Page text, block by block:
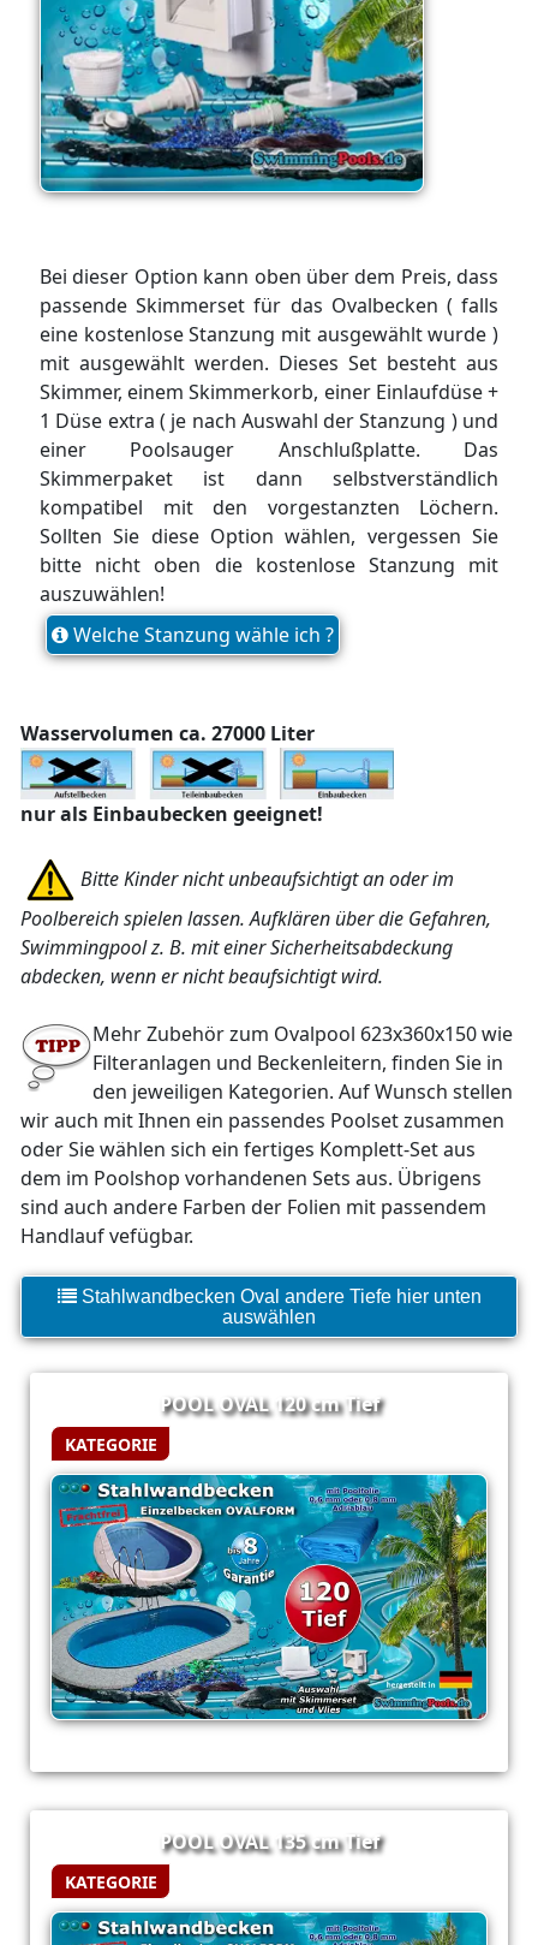
Bei dieser Option kann oben über dem Preis, dass
passende Skimmerset für das Ovalbecken ( falls
eine kostenlose Stanzung mit ausgewählt wurde )
mit ausgewählt werden. Dieses Set besteht aus
Skimmer, einem Skimmerkorb, einer Einlaufdüse +
1 Düse extra ( je nach Auswahl der Stanzung ) und
einer Poolsauger Anschlußplatte. Das
Skimmerpaket ist dann selbstverständlich
kompatibel mit den vorgestanzten Löchern.
Sollten Sie diese Option wählen, vergessen Sie
bitte nicht oben die kostenlose Stanzung mit
auszuwählen!
Welche Stanzung wähle ich ?
Wasservolumen ca. 27000 Liter
nur als Einbaubecken geeignet!
Bitte Kinder nicht unbeaufsichtigt an oder im
Poolbereich spielen lassen. Aufklären über die Gefahren,
Swimmingpool z. B. mit einer Sicherheitsabdeckung
abdecken, wenn er nicht beaufsichtigt wird.
Mehr Zubehör zum Ovalpool 623x360x150 wie
Filteranlagen und Beckenleitern, finden Sie in
den jeweiligen Kategorien. Auf Wunsch stellen
wir auch mit Ihnen ein passendes Poolset zusammen
oder Sie wählen sich ein fertiges Komplett-Set aus
dem im Poolshop vorhandenen Sets aus. Übrigens
sind auch andere Farben der Folien mit passendem
Handlauf vefügbar.
Stahlwandbecken Oval andere Tiefe hier unten
auswählen
POOL OVAL 120 cm Tief
KATEGORIE
POOL OVAL 135 cm Tief
KATEGORIE